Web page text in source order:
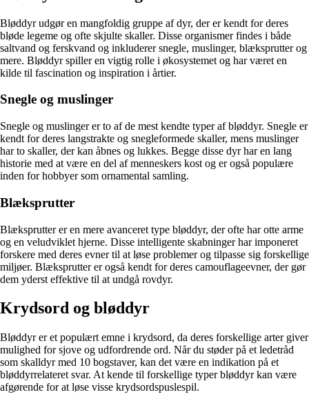
Bløddyr udgør en mangfoldig gruppe af dyr, der er kendt for deres
bløde legeme og ofte skjulte skaller. Disse organismer findes i både
saltvand og ferskvand og inkluderer snegle, muslinger, blæksprutter og
mere. Bløddyr spiller en vigtig rolle i økosystemet og har været en
kilde til fascination og inspiration i årtier.
Snegle og muslinger
Snegle og muslinger er to af de mest kendte typer af bløddyr. Snegle er
kendt for deres langstrakte og snegleformede skaller, mens muslinger
har to skaller, der kan åbnes og lukkes. Begge disse dyr har en lang
historie med at være en del af menneskers kost og er også populære
inden for hobbyer som ornamental samling.
Blæksprutter
Blæksprutter er en mere avanceret type bløddyr, der ofte har otte arme
og en veludviklet hjerne. Disse intelligente skabninger har imponeret
forskere med deres evner til at løse problemer og tilpasse sig forskellige
miljøer. Blæksprutter er også kendt for deres camouflageevner, der gør
dem yderst effektive til at undgå rovdyr.
Krydsord og bløddyr
Bløddyr er et populært emne i krydsord, da deres forskellige arter giver
mulighed for sjove og udfordrende ord. Når du støder på et ledetråd
som skalldyr med 10 bogstaver, kan det være en indikation på et
bløddyrrelateret svar. At kende til forskellige typer bløddyr kan være
afgørende for at løse visse krydsordspuslespil.